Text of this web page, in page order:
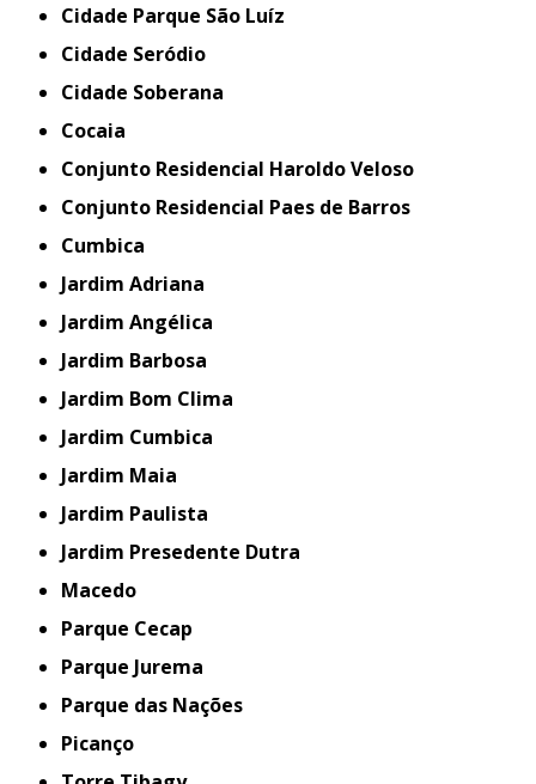
Cidade Parque São Luíz
Cidade Seródio
Cidade Soberana
Cocaia
Conjunto Residencial Haroldo Veloso
Conjunto Residencial Paes de Barros
Cumbica
Jardim Adriana
Jardim Angélica
Jardim Barbosa
Jardim Bom Clima
Jardim Cumbica
Jardim Maia
Jardim Paulista
Jardim Presedente Dutra
Macedo
Parque Cecap
Parque Jurema
Parque das Nações
Picanço